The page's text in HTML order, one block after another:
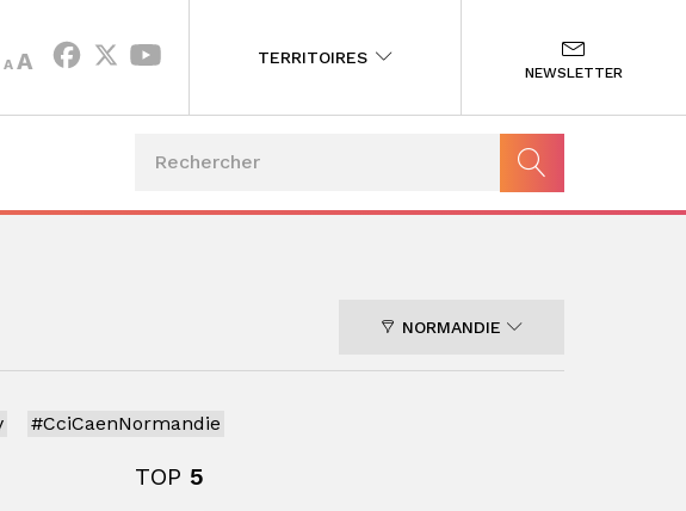
A
DECREASE
FONT
AINCREASE
SIZE.
TERRITOIRES
NEWSLETTER
NORMANDIE
#CciCaenNormandie
TOP 5